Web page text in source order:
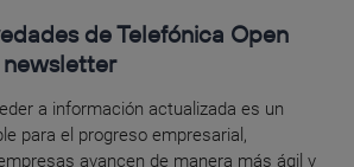
de Telefónica Open
a información actualizada es un
para el progreso empresarial,
avancen de manera más ágil y